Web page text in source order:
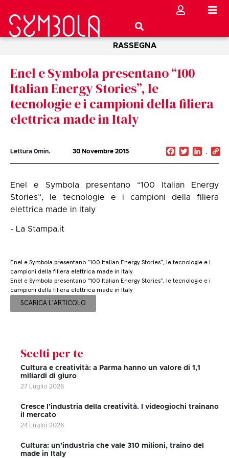
RASSEGNA
Enel e Symbola presentano “100
Italian Energy Stories”, le
tecnologie e i campioni della filiera
elettrica made in Italy
Lettura 0min. 30 Novembre 2015 Facebook
Twitter
Enel e Symbola presentano “100 Italian Energy
Stories”, le tecnologie e i campioni della filiera
elettrica made in Italy
- La Stampa.it
Enel e Symbola presentano “100 Italian Energy Stories”, le tecnologie e i
campioni della filiera elettrica made in Italy
Enel e Symbola presentano “100 Italian Energy Stories”, le tecnologie e i
campioni della filiera elettrica made in Italy
SCARICA L'ARTICOLO
Scelti per te
Cultura e creatività: a Parma hanno un valore di 1,1
miliardi di giuro
27 Luglio 2026
Cresce l’industria della creatività. I videogiochi trainano
il mercato
24 Luglio 2026
Cultura: un’industria che vale 310 milioni, traino del
made in Italy